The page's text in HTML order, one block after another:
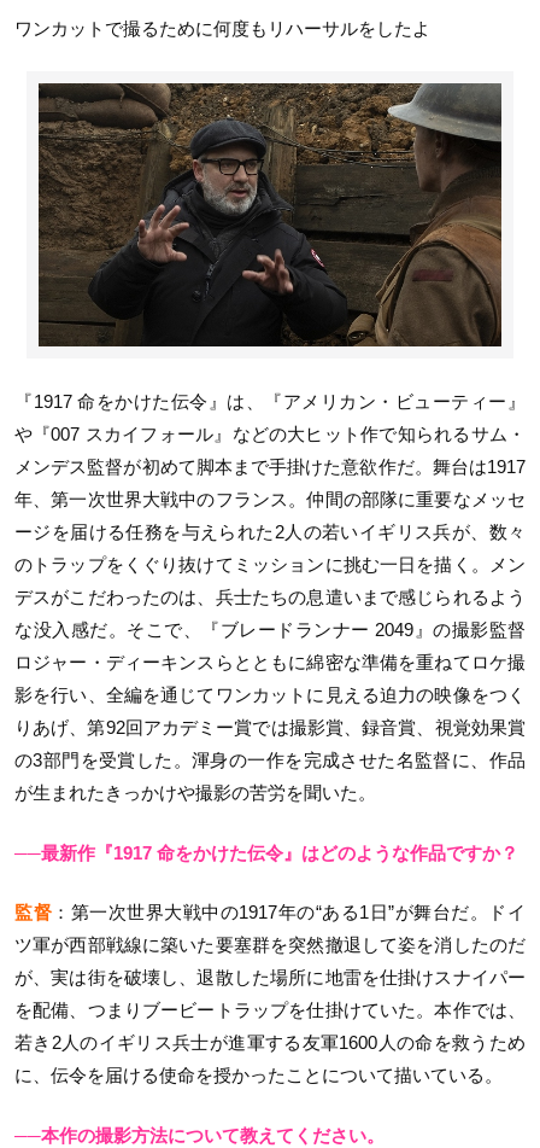
ワンカットで撮るために何度もリハーサルをしたよ
『1917 命をかけた伝令』は、『アメリカン・ビューティー』
や『007 スカイフォール』などの大ヒット作で知られるサム・
メンデス監督が初めて脚本まで手掛けた意欲作だ。舞台は1917
年、第一次世界大戦中のフランス。仲間の部隊に重要なメッセ
ージを届ける任務を与えられた2人の若いイギリス兵が、数々
のトラップをくぐり抜けてミッションに挑む一日を描く。メン
デスがこだわったのは、兵士たちの息遣いまで感じられるよう
な没入感だ。そこで、『ブレードランナー 2049』の撮影監督
ロジャー・ディーキンスらとともに綿密な準備を重ねてロケ撮
影を行い、全編を通じてワンカットに見える迫力の映像をつく
りあげ、第92回アカデミー賞では撮影賞、録音賞、視覚効果賞
の3部門を受賞した。渾身の一作を完成させた名監督に、作品
が生まれたきっかけや撮影の苦労を聞いた。
──最新作『1917 命をかけた伝令』はどのような作品ですか？
監督 ：第一次世界大戦中の1917年の“ある1日”が舞台だ。ドイ
ツ軍が西部戦線に築いた要塞群を突然撤退して姿を消したのだ
が、実は街を破壊し、退散した場所に地雷を仕掛けスナイパー
を配備、つまりブービートラップを仕掛けていた。本作では、
若き2人のイギリス兵士が進軍する友軍1600人の命を救うため
に、伝令を届ける使命を授かったことについて描いている。
──本作の撮影方法について教えてください。